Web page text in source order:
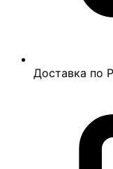
Доставка по